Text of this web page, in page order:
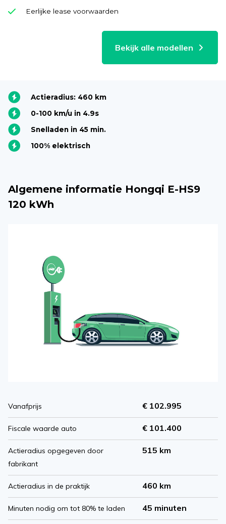
Bekijk alle modellen
Eerlijke lease voorwaarden
Actieradius: 460 km
0-100 km/u in 4.9s
Snelladen in 45 min.
100% elektrisch
Algemene informatie Hongqi E-HS9
120 kWh
Vanafprijs € 102.995
Fiscale waarde auto € 101.400
Actieradius opgegeven door
fabrikant
515 km
Actieradius in de praktijk 460 km
Minuten nodig om tot 80% te laden 45 minuten